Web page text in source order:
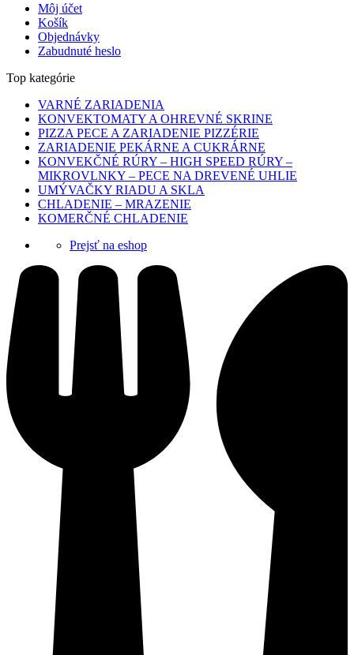
Môj účet
Košík
Objednávky
Zabudnuté heslo
Top kategórie
VARNÉ ZARIADENIA
KONVEKTOMATY A OHREVNÉ SKRINE
PIZZA PECE A ZARIADENIE PIZZÉRIE
ZARIADENIE PEKÁRNE A CUKRÁRNE
KONVEKČNÉ RÚRY – HIGH SPEED RÚRY –
MIKROVLNKY – PECE NA DREVENÉ UHLIE
UMÝVAČKY RIADU A SKLA
CHLADENIE – MRAZENIE
KOMERČNÉ CHLADENIE
Prejsť na eshop